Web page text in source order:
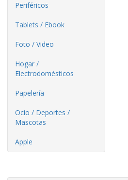
Periféricos
Tablets / Ebook
Foto / Video
Hogar /
Electrodomésticos
Papelería
Ocio / Deportes /
Mascotas
Apple